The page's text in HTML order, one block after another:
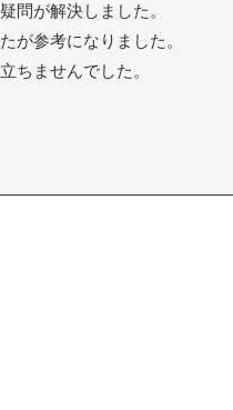
問が解決しました。
が参考になりました。
ちませんでした。